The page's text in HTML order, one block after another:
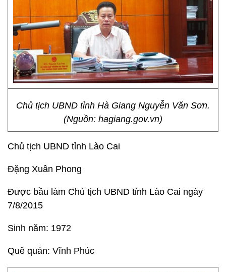
Chủ tịch UBND tỉnh Hà Giang Nguyễn Văn Sơn.
(Nguồn: hagiang.gov.vn)
Chủ tịch UBND tỉnh Lào Cai
Đặng Xuân Phong
Được bầu làm Chủ tịch UBND tỉnh Lào Cai ngày
7/8/2015
Sinh năm: 1972
Quê quán: Vĩnh Phúc